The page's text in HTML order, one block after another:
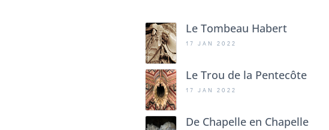
Le Tombeau Habert
17 JAN 2022
Le Trou de la Pentecôte
17 JAN 2022
De Chapelle en Chapelle